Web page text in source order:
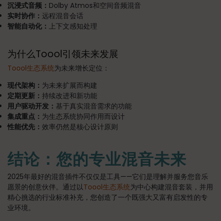
沉浸式音频： Dolby Atmos和空间音频混音
实时协作： 远程混音会话
智能自动化： 上下文感知处理
为什么Toool引领未来发展
Toool生态系统为未来增长定位：
现代架构： 为未来扩展而构建
定期更新： 持续改进和新功能
用户驱动开发： 基于真实混音需求的功能
集成重点： 为生态系统协同作用而设计
性能优先： 效率仍然是核心设计原则
结论：您的专业混音未来
2025年最好的混音插件不仅仅是工具——它们是理解并服务您音乐
愿景的创意伙伴。通过以Toool生态系统为中心构建混音套装，并用
精心挑选的行业标准补充，您创造了一个既强大又富有启发性的专
业环境。